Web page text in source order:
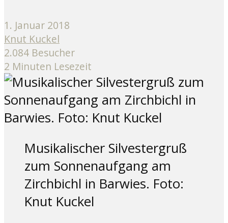
1. Januar 2018
Knut Kuckel
2.084 Besucher
2 Minuten Lesezeit
Musikalischer Silvestergruß
zum Sonnenaufgang am
Zirchbichl in Barwies. Foto:
Knut Kuckel